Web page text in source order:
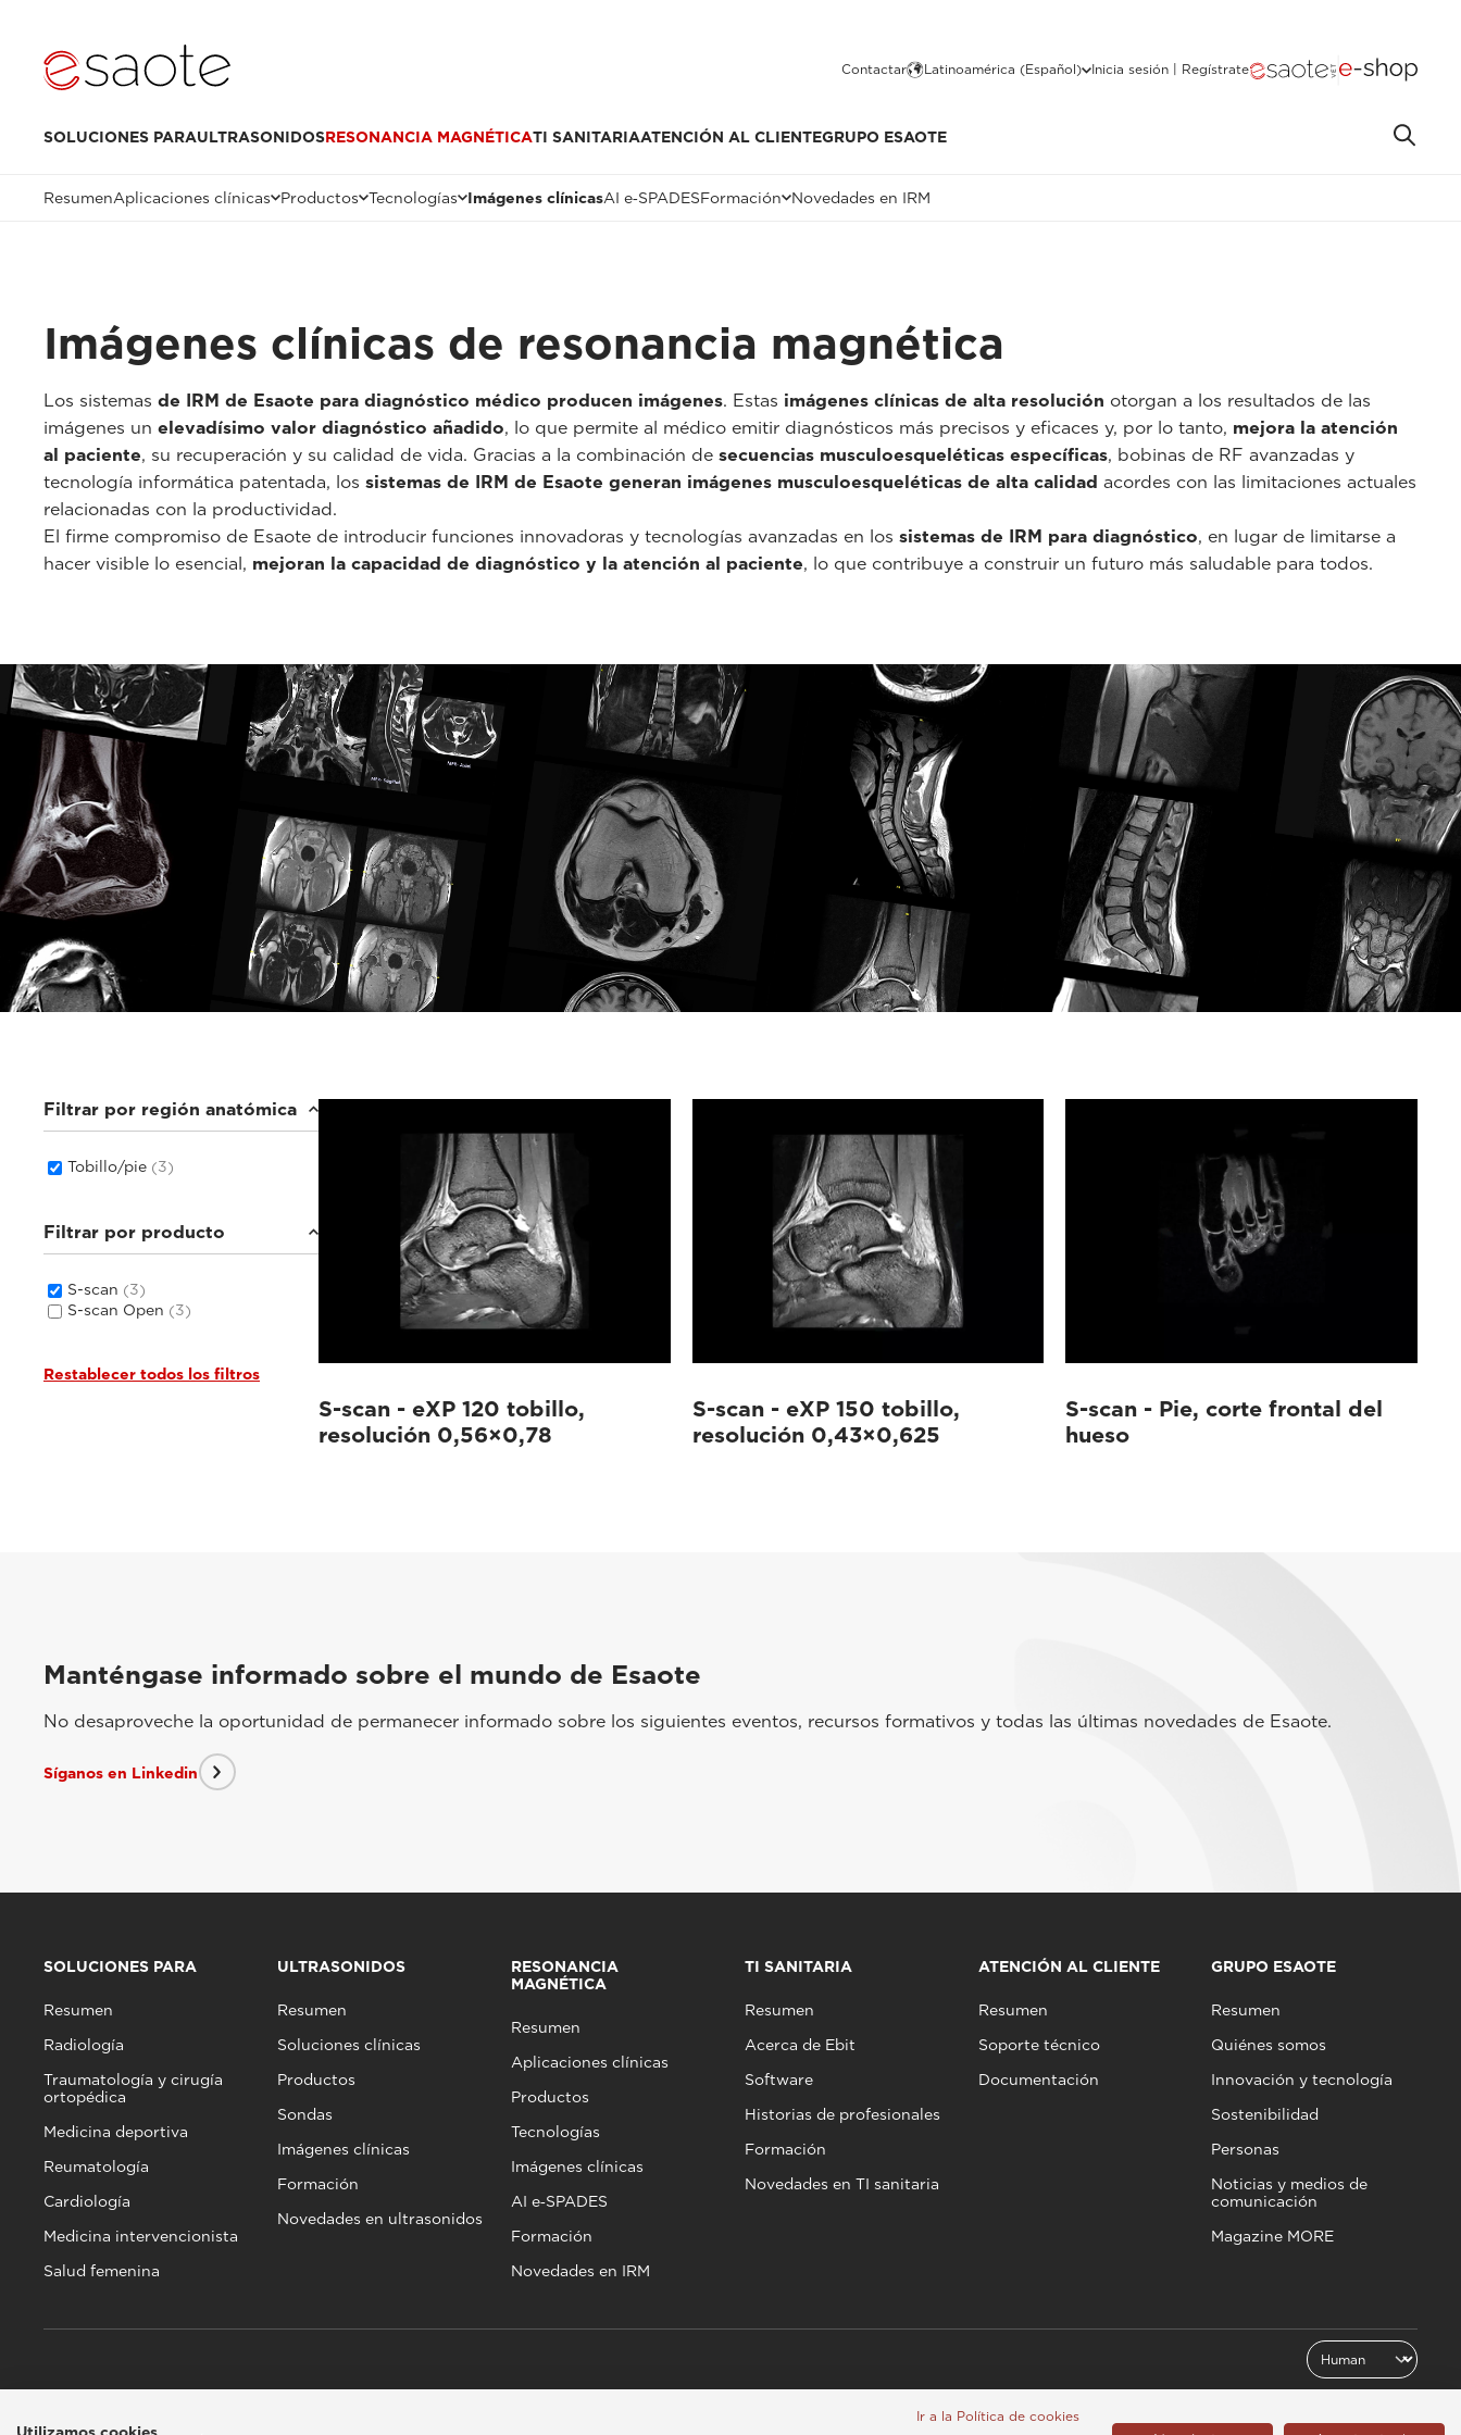
Contactar Latinoamérica (Español) Inicia sesión | Regístrate
SOLUCIONES PARAULTRASONIDOSRESONANCIA MAGNÉTICATI SANITARIAATENCIÓN AL CLIENTEGRUPO ESAOTE
ResumenAplicaciones clínicas Productos Tecnologías Imágenes clínicasAI e‑SPADESFormación Novedades en IRM
Imágenes clínicas de resonancia magnética
Los sistemas de IRM de Esaote para diagnóstico médico producen imágenes. Estas imágenes clínicas de alta resolución otorgan a los resultados de las
imágenes un elevadísimo valor diagnóstico añadido, lo que permite al médico emitir diagnósticos más precisos y eficaces y, por lo tanto, mejora la atención
al paciente, su recuperación y su calidad de vida. Gracias a la combinación de secuencias musculoesqueléticas específicas, bobinas de RF avanzadas y
tecnología informática patentada, los sistemas de IRM de Esaote generan imágenes musculoesqueléticas de alta calidad acordes con las limitaciones actuales
relacionadas con la productividad.
El firme compromiso de Esaote de introducir funciones innovadoras y tecnologías avanzadas en los sistemas de IRM para diagnóstico, en lugar de limitarse a
hacer visible lo esencial, mejoran la capacidad de diagnóstico y la atención al paciente, lo que contribuye a construir un futuro más saludable para todos.
Filtrar por región anatómica
Tobillo/pie (3)
Filtrar por producto
S-scan (3)
S-scan Open (3)
Restablecer todos los filtros
S-scan - eXP 120 tobillo,
resolución 0,56×0,78
S-scan - eXP 150 tobillo,
resolución 0,43×0,625
S-scan - Pie, corte frontal del
hueso
Manténgase informado sobre el mundo de Esaote
No desaproveche la oportunidad de permanecer informado sobre los siguientes eventos, recursos formativos y todas las últimas novedades de Esaote.
Síganos en Linkedin
SOLUCIONES PARA
Resumen
Radiología
Traumatología y cirugía
ortopédica
Medicina deportiva
Reumatología
Cardiología
Medicina intervencionista
Salud femenina
ULTRASONIDOS
Resumen
Soluciones clínicas
Productos
Sondas
Imágenes clínicas
Formación
Novedades en ultrasonidos
RESONANCIA
MAGNÉTICA
Resumen
Aplicaciones clínicas
Productos
Tecnologías
Imágenes clínicas
AI e‑SPADES
Formación
Novedades en IRM
TI SANITARIA
Resumen
Acerca de Ebit
Software
Historias de profesionales
Formación
Novedades en TI sanitaria
ATENCIÓN AL CLIENTE
Resumen
Soporte técnico
Documentación
GRUPO ESAOTE
Resumen
Quiénes somos
Innovación y tecnología
Sostenibilidad
Personas
Noticias y medios de
comunicación
Magazine MORE
Ir a la Política de cookies